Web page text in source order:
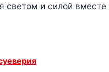
светом и силой вместе